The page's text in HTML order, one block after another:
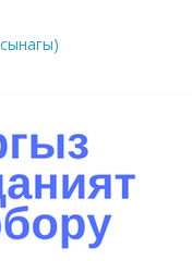
сынагы)
сынагы)
сынагы)